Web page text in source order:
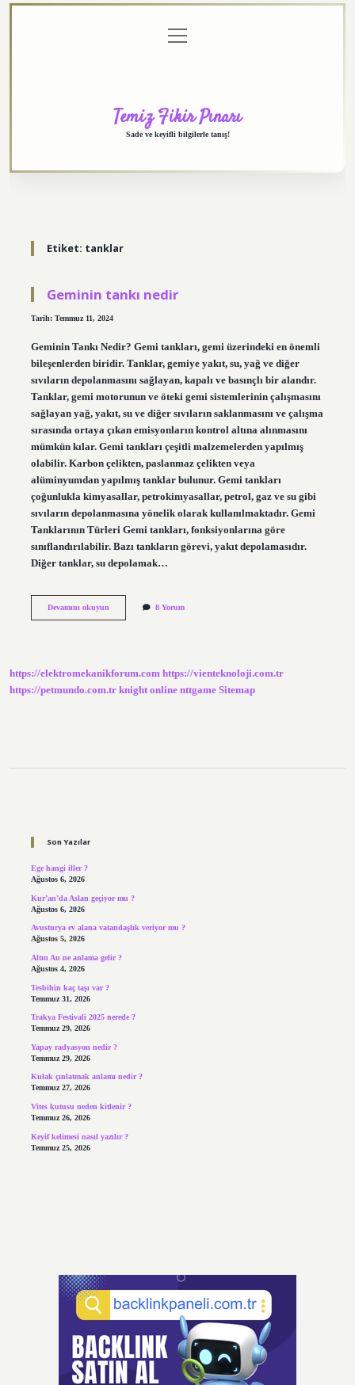
menüyü
aç
Temiz Fikir Pınarı
Sade ve keyifli bilgilerle tanış!
Etiket: tanklar
Geminin tankı nedir
Tarih: Temmuz 11, 2024
Geminin Tankı Nedir? Gemi tankları, gemi üzerindeki en önemli
bileşenlerden biridir. Tanklar, gemiye yakıt, su, yağ ve diğer
sıvıların depolanmasını sağlayan, kapalı ve basınçlı bir alandır.
Tanklar, gemi motorunun ve öteki gemi sistemlerinin çalışmasını
sağlayan yağ, yakıt, su ve diğer sıvıların saklanmasını ve çalışma
sırasında ortaya çıkan emisyonların kontrol altına alınmasını
mümkün kılar. Gemi tankları çeşitli malzemelerden yapılmış
olabilir. Karbon çelikten, paslanmaz çelikten veya
alüminyumdan yapılmış tanklar bulunur. Gemi tankları
çoğunlukla kimyasallar, petrokimyasallar, petrol, gaz ve su gibi
sıvıların depolanmasına yönelik olarak kullanılmaktadır. Gemi
Tanklarının Türleri Gemi tankları, fonksiyonlarına göre
sınıflandırılabilir. Bazı tankların görevi, yakıt depolamasıdır.
Diğer tanklar, su depolamak…
Devamını okuyunGeminin
8 Yorum
https://elektromekanikforum.com https://vienteknoloji.com.tr
https://petmundo.com.tr knight online nttgame Sitemap
Son Yazılar
Ege hangi iller ?
Ağustos 6, 2026
Kur’an’da Aslan geçiyor mu ?
Ağustos 6, 2026
Avusturya ev alana vatandaşlık veriyor mu ?
Ağustos 5, 2026
Altın Au ne anlama gelir ?
Ağustos 4, 2026
Tesbihin kaç taşı var ?
Temmuz 31, 2026
Trakya Festivali 2025 nerede ?
Temmuz 29, 2026
Yapay radyasyon nedir ?
Temmuz 29, 2026
Kulak çınlatmak anlamı nedir ?
Temmuz 27, 2026
Vites kutusu neden kitlenir ?
Temmuz 26, 2026
Keyif kelimesi nasıl yazılır ?
Temmuz 25, 2026